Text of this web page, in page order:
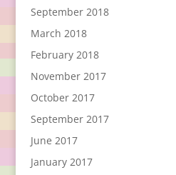
September 2018
March 2018
February 2018
November 2017
October 2017
September 2017
June 2017
January 2017